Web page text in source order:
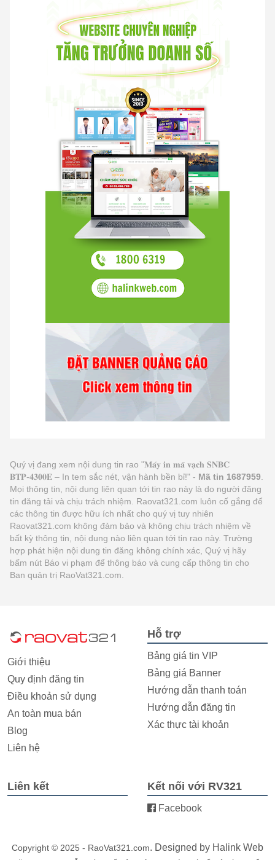
Quý vị đang xem nội dung tin rao "𝐌𝐚́𝐲 𝐢𝐧 𝐦𝐚̃ 𝐯𝐚̣𝐜𝐡 𝐒𝐍𝐁𝐂
𝐁𝐓𝐏-𝟒𝟑𝟎𝟎𝐄 – In tem sắc nét, vận hành bền bỉ!" - Mã tin 1687959
Mọi thông tin, nội dung liên quan tới tin rao này là do người đăng
tin đăng tải và chịu trách nhiệm. Raovat321.com luôn cố gắng để
các thông tin được hữu ích nhất cho quý vị tuy nhiên
Raovat321.com không đảm bảo và không chịu trách nhiệm về
bất kỳ thông tin, nội dung nào liên quan tới tin rao này. Trường
hợp phát hiện nội dung tin đăng không chính xác, Quý vị hãy
bấm nút Báo vi phạm để thông báo và cung cấp thông tin cho
Ban quản trị RaoVat321.com.
Giới thiệu
Quy định đăng tin
Điều khoản sử dụng
An toàn mua bán
Blog
Liên hệ
Hỗ trợ
Bảng giá tin VIP
Bảng giá Banner
Hướng dẫn thanh toán
Hướng dẫn đăng tin
Xác thực tài khoản
Liên kết Kết nối với RV321
Facebook
Copyright © 2025 - RaoVat321.com. Designed by Halink Web